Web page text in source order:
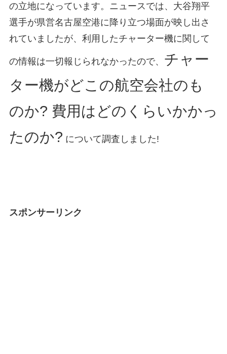
の立地になっています。ニュースでは、大谷翔平
選手が県営名古屋空港に降り立つ場面が映し出さ
れていましたが、利用したチャーター機に関して
の情報は一切報じられなかったので、 チャー
ター機がどこの航空会社のも
のか? 費用はどのくらいかかっ
たのか? について調査しました!
スポンサーリンク